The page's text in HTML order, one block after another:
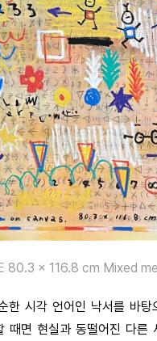
80.3 x 116.8 cm Mixed
시각 언어인 낙서를 바
때면 현실과 동떨어진 다른